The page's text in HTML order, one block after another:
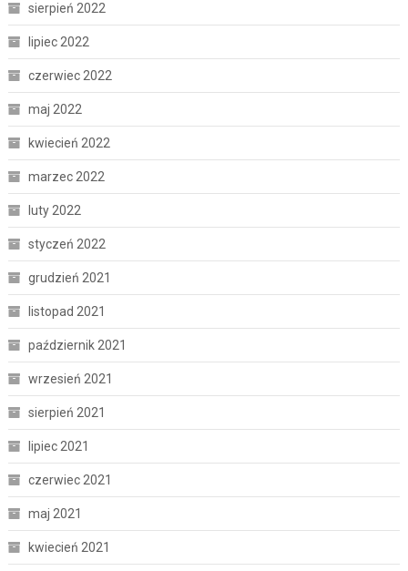
sierpień 2022
lipiec 2022
czerwiec 2022
maj 2022
kwiecień 2022
marzec 2022
luty 2022
styczeń 2022
grudzień 2021
listopad 2021
październik 2021
wrzesień 2021
sierpień 2021
lipiec 2021
czerwiec 2021
maj 2021
kwiecień 2021